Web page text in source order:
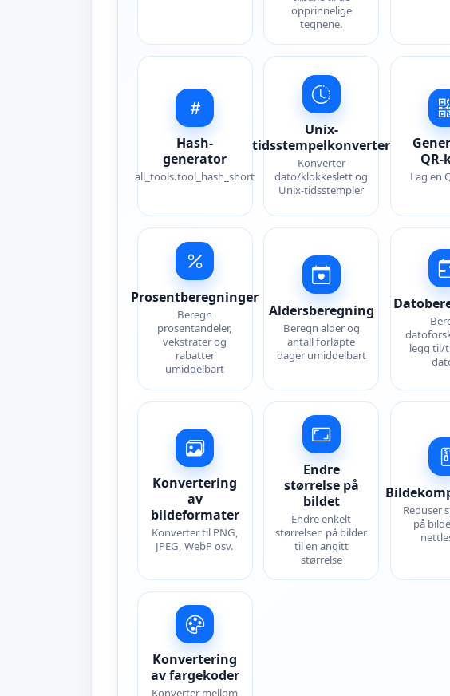
opprinnelige
tegnene.
Hash-
generator
all_tools.tool_hash_short
Unix-
tidsstempelkonverter
Konverter
dato/klokkeslett og
Unix-tidsstempler
QR-
Lag en
Prosentberegninger
Beregn
prosentandeler,
vekstrater og
rabatter
umiddelbart
Aldersberegning
Beregn alder og
antall forløpte
dager umiddelbart
legg til/
Konvertering
av
bildeformater
Konverter til PNG,
JPEG, WebP osv.
Endre
størrelse på
bildet
Endre enkelt
størrelsen på bilder
til en angitt
størrelse
Reduser
på
Konvertering
av fargekoder
Konverter mellom